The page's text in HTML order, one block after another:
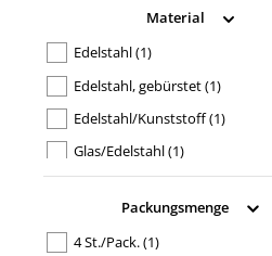
Material
Edelstahl(1)
Edelstahl, gebürstet(1)
Edelstahl/Kunststoff(1)
Glas/Edelstahl(1)
Porzellan/Edelstahl(1)
Packungsmenge
4 St./Pack.(1)